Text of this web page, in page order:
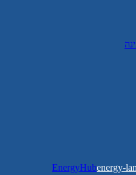
EnergyHub